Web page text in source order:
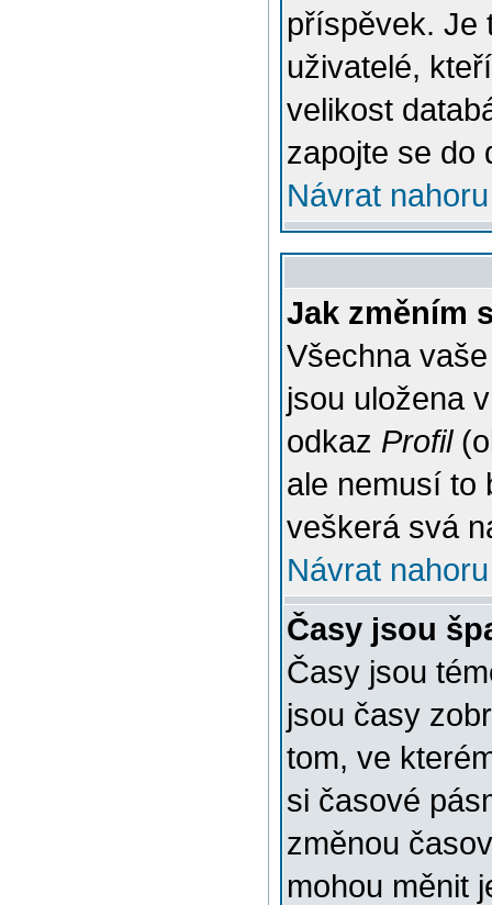
příspěvek. Je
uživatelé,
velikost
zapojte se do
Návrat nahoru
Jak změním
Všechna
jsou uložena
odkaz Profil
ale nemusí to
veškerá svá
Návrat nahoru
Časy jsou
Časy jsou
jsou časy
tom, ve
si časové
změnou
mohou měnit